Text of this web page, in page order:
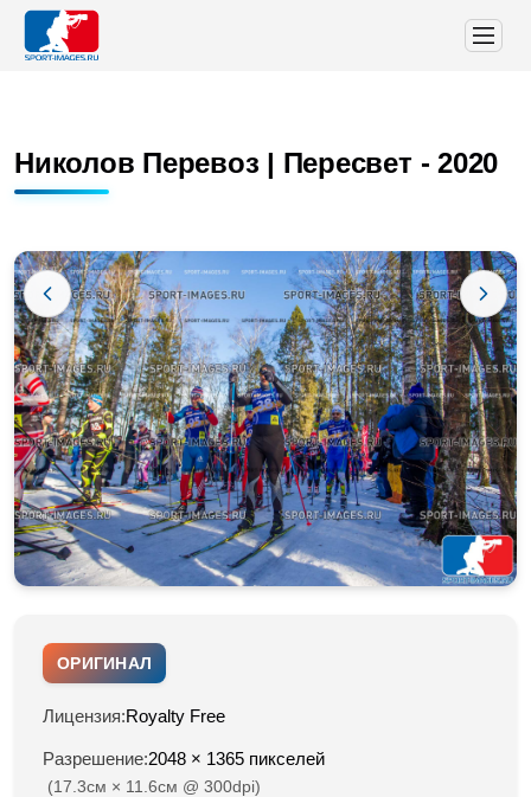
Николов Перевоз | Пересвет - 2020
ОРИГИНАЛ
Лицензия:Royalty Free
Разрешение:2048 × 1365 пикселей
(17.3см × 11.6см @ 300dpi)